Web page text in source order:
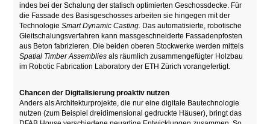
indes bei der Schalung der statisch optimierten Geschossdecke. Für
die Fassade des Basisgeschosses arbeiten sie hingegen mit der
TechnologieSmart Dynamic Casting. Das automatisierte, robotische
Gleitschalungsverfahren kann massgeschneiderte Fassadenpfosten
aus Beton fabrizieren. Die beiden oberen Stockwerke werden mittels
Spatial Timber Assembliesals räumlich zusammengefügter Holzbau
im Robotic Fabrication Laboratory der ETH Zürich vorangefertigt.
Chancen der Digitalisierung proaktiv nutzen
Anders als Architekturprojekte, die nur eine digitale Bautechnologie
nutzen (zum Beispiel dreidimensional gedruckte Häuser), bringt das